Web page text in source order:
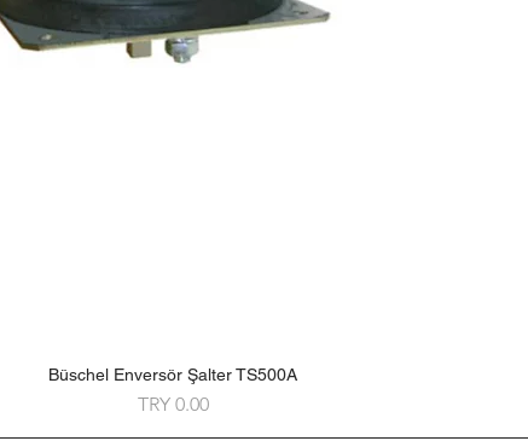
Quick View
Büschel Enversör Şalter TS500A
Price
TRY 0.00